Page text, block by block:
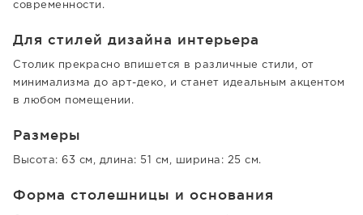
современности.
Для стилей дизайна интерьера
Столик прекрасно впишется в различные стили, от
минимализма до арт-деко, и станет идеальным акцентом
в любом помещении.
Размеры
Высота: 63 см, длина: 51 см, ширина: 25 см.
Форма столешницы и основания